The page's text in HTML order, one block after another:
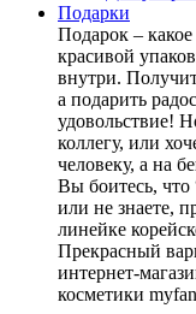
Подарки
Подарок –
красивой
внутри.
а подарить
удовольствие!
коллегу, или
человеку, а на
Вы боитесь, что
или не знаете,
линейке
Прекрасный
интернет-
косметики